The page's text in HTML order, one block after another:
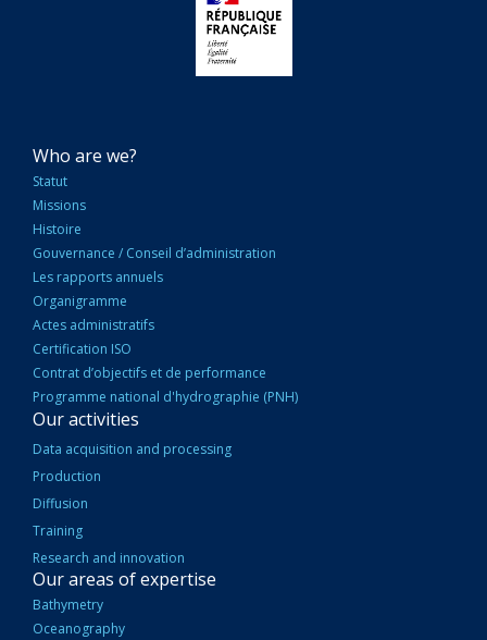
NAVIGATION
PRINCIPALE
Who are we?
Statut
Missions
Histoire
Gouvernance / Conseil d’administration
Les rapports annuels
Organigramme
Actes administratifs
Certification ISO
Contrat d’objectifs et de performance
Programme national d'hydrographie (PNH)
Our activities
Data acquisition and processing
Production
Diffusion
Training
Research and innovation
Our areas of expertise
Bathymetry
Oceanography